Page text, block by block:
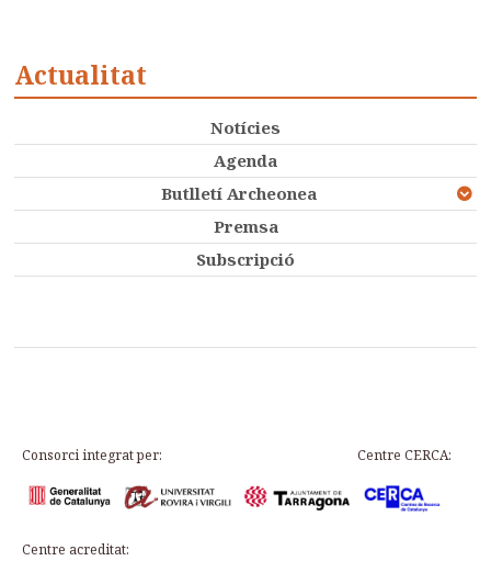
Actualitat
Notícies
Agenda
Butlletí Archeonea
Premsa
Subscripció
Consorci integrat per: Centre CERCA:
Centre acreditat: